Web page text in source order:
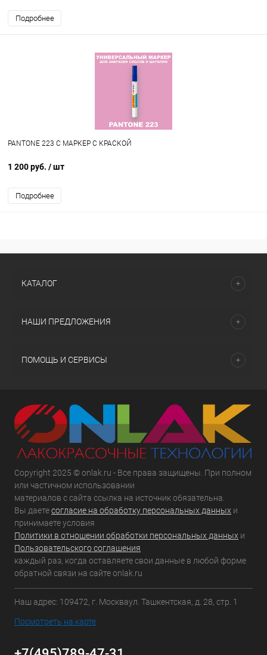
Подробнее
PANTONE 223 C МАРКЕР С КРАСКОЙ
1 200 руб. / шт
Подробнее
КАТАЛОГ
НАШИ ПРЕДЛОЖЕНИЯ
ПОМОЩЬ И СЕРВИСЫ
Copyright 2025 © onlak.ru - Все права защищены. При полном
или частичном использовании
материалов с сайта ссылка на источник обязательна.
Вы даетесогласие на обработку персональных данных и
принимаете условия
Политики в отношении обработки персональных данных и
Пользовательского соглашения
каждый раз, когда оставляете свои данные в любой форме
обратной связи на сайте onlak.ru
Наш адрес: 109472, г. Москваул. Ташкентская, д. 28, стр. 1
Посмотреть на карте